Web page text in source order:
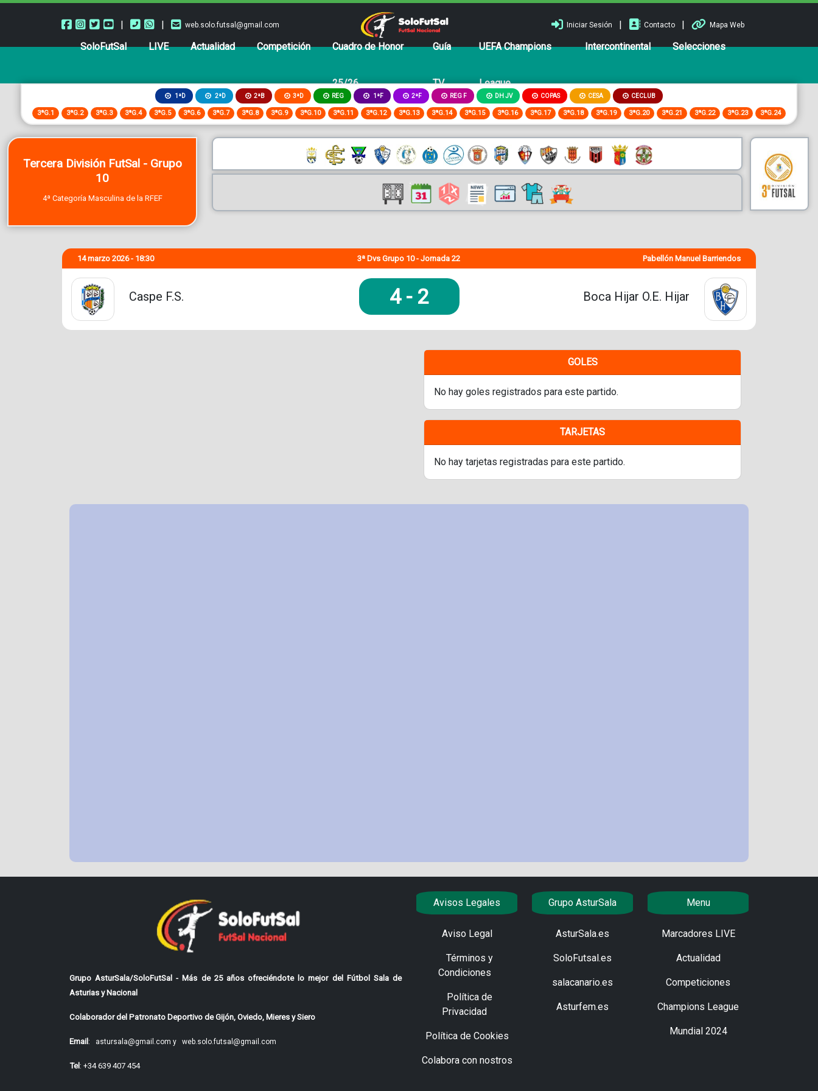
| | web.solo.futsal@gmail.com Iniciar Sesión | Contacto | Mapa Web
SoloFutSal LIVE Actualidad Competición Cuadro de Honor
25/26
Guía
TV
UEFA Champions
League
Intercontinental Selecciones
1ªD 2ªD 2ªB 3ªD REG 1ªF 2ªF REG F DH JV COPAS CESA CECLUB
3ªG.1 3ªG.2 3ªG.3 3ªG.4 3ªG.5 3ªG.6 3ªG.7 3ªG.8 3ªG.9 3ªG.10 3ªG.11 3ªG.12 3ªG.13 3ªG.14 3ªG.15 3ªG.16 3ªG.17 3ªG.18 3ªG.19 3ªG.20 3ªG.21 3ªG.22 3ªG.23 3ªG.24
Tercera División FutSal - Grupo
10
4ª Categoría Masculina de la RFEF
14 marzo 2026 - 18:30 3ª Dvs Grupo 10 - Jornada 22 Pabellón Manuel Barriendos
Caspe F.S. 4- 2 Boca Hijar O.E. Hijar
GOLES
No hay goles registrados para este partido.
TARJETAS
No hay tarjetas registradas para este partido.
Grupo AsturSala/SoloFutSal - Más de 25 años ofreciéndote lo mejor del Fútbol Sala de
Asturias y Nacional
Colaborador del Patronato Deportivo de Gijón, Oviedo, Mieres y Siero
Email: astursala@gmail.com y web.solo.futsal@gmail.com
Tel: +34 639 407 454
Avisos Legales
Aviso Legal
Términos y
Condiciones
Política de
Privacidad
Política de Cookies
Colabora con nostros
Grupo AsturSala
AsturSala.es
SoloFutsal.es
salacanario.es
Asturfem.es
Menu
Marcadores LIVE
Actualidad
Competiciones
Champions League
Mundial 2024